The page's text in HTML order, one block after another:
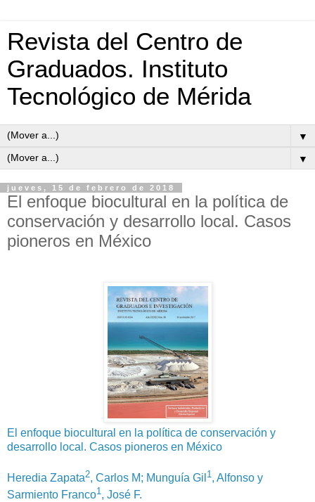
Revista del Centro de
Graduados. Instituto
Tecnológico de Mérida
▼
▼
jueves, 15 de febrero de 2018
El enfoque biocultural en la política de
conservación y desarrollo local. Casos
pioneros en México
El enfoque biocultural en la política de conservación y
desarrollo local. Casos pioneros en México
Heredia Zapata2, Carlos M; Munguía Gil 1 , Alfonso y
Sarmiento Franco1, José F.